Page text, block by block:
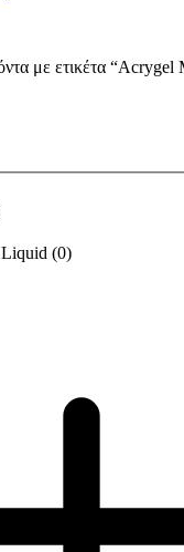
με ετικέτα
Liquid (0)